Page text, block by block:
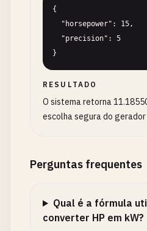
{
}
RESULTADO
O sistema retorna
escolha segura do
Perguntas frequentes
Qual é a fórmula
converter HP em kW?